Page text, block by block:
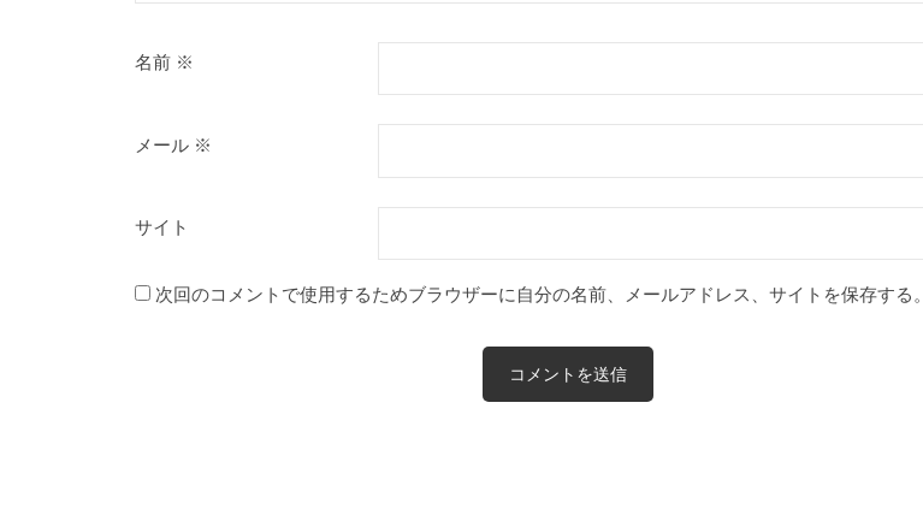
名前 ※
メール ※
サイト
次回のコメントで使用するためブラウザーに自分の名前、メールアドレス、サイトを保存する。